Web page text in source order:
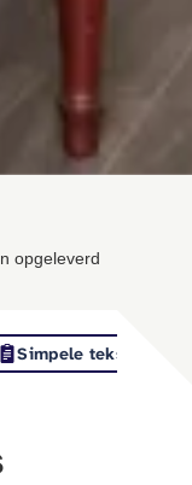
opgeleverd
Simpele tekst